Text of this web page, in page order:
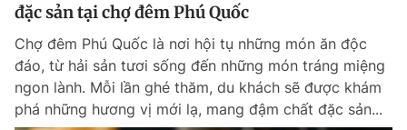
đặc sản tại chợ đêm Phú Quốc
Chợ đêm Phú Quốc là nơi hội tụ những món ăn độc
đáo, từ hải sản tươi sống đến những món tráng miệng
ngon lành. Mỗi lần ghé thăm, du khách sẽ được khám
phá những hương vị mới lạ, mang đậm chất đặc sản...